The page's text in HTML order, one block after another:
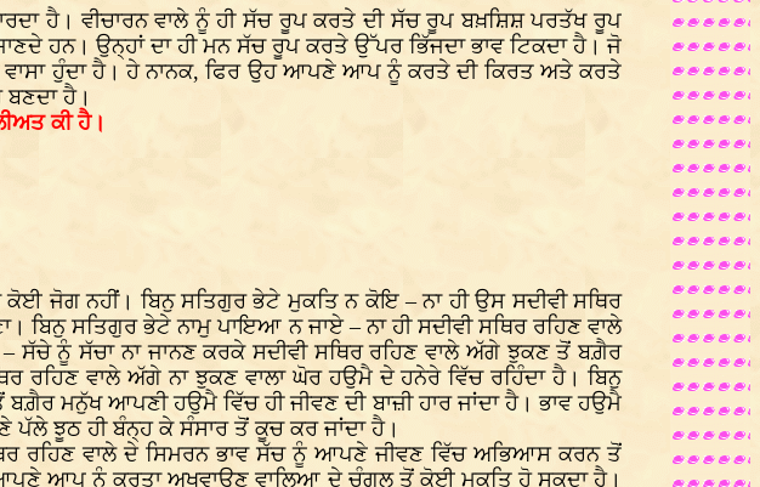
ਹੈ। ਵੀਚਾਰਨ ਵਾਲੇ ਨੂੰ ਹੀ ਸੱਚ ਰੂਪ ਕਰਤੇ ਦੀ ਸੱਚ ਰੂਪ ਬਖ਼ਸ਼ਿਸ਼ ਪਰਤੱਖ ਰੂਪ
ਹਨ। ਉਨ੍ਹਾਂ ਦਾ ਹੀ ਮਨ ਸੱਚ ਰੂਪ ਕਰਤੇ ਉੱਪਰ ਭਿੱਜਦਾ ਭਾਵ ਟਿਕਦਾ ਹੈ। ਜੋ
ਵਾਸਾ ਹੁੰਦਾ ਹੈ। ਹੇ ਨਾਨਕ, ਫਿਰ ਉਹ ਆਪਣੇ ਆਪ ਨੂੰ ਕਰਤੇ ਦੀ ਕਿਰਤ ਅਤੇ ਕਰਤੇ
ਹੈ।
ਕੀ ਹੈ।
ਜੋਗ ਨਹੀਂ। ਬਿਨੁ ਸਤਿਗੁਰ ਭੇਟੇ ਮੁਕਤਿ ਨ ਕੋਇ – ਨਾ ਹੀ ਉਸ ਸਦੀਵੀ ਸਥਿਰ
ਸਤਿਗੁਰ ਭੇਟੇ ਨਾਮੁ ਪਾਇਆ ਨ ਜਾਏ – ਨਾ ਹੀ ਸਦੀਵੀ ਸਥਿਰ ਰਹਿਣ ਵਾਲੇ
ਸੱਚੇ ਨੂੰ ਸੱਚਾ ਨਾ ਜਾਨਣ ਕਰਕੇ ਸਦੀਵੀ ਸਥਿਰ ਰਹਿਣ ਵਾਲੇ ਅੱਗੇ ਝੁਕਣ ਤੋਂ ਬਗ਼ੈਰ
ਰਹਿਣ ਵਾਲੇ ਅੱਗੇ ਨਾ ਝੁਕਣ ਵਾਲਾ ਘੋਰ ਹਉਮੈ ਦੇ ਹਨੇਰੇ ਵਿੱਚ ਰਹਿੰਦਾ ਹੈ। ਬਿਨੁ
ਮਨੁੱਖ ਆਪਣੀ ਹਉਮੈ ਵਿੱਚ ਹੀ ਜੀਵਣ ਦੀ ਬਾਜ਼ੀ ਹਾਰ ਜਾਂਦਾ ਹੈ। ਭਾਵ ਹਉਮੈ
ਝੂਠ ਹੀ ਬੰਨ੍ਹ ਕੇ ਸੰਸਾਰ ਤੋਂ ਕੂਚ ਕਰ ਜਾਂਦਾ ਹੈ।
ਰਹਿਣ ਵਾਲੇ ਦੇ ਸਿਮਰਨ ਭਾਵ ਸੱਚ ਨੂੰ ਆਪਣੇ ਜੀਵਣ ਵਿੱਚ ਅਭਿਆਸ ਕਰਨ ਤੋਂ
ਆਪ ਨੂੰ ਕਰਤਾ ਅਖਵਾਉਣ ਵਾਲਿਆ ਦੇ ਚੁੰਗਲ ਤੋਂ ਕੋਈ ਮੁਕਤਿ ਹੋ ਸਕਦਾ ਹੈ।